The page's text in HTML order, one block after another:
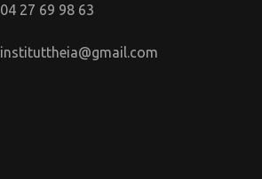
04 27 69 98 63
instituttheia@gmail.com